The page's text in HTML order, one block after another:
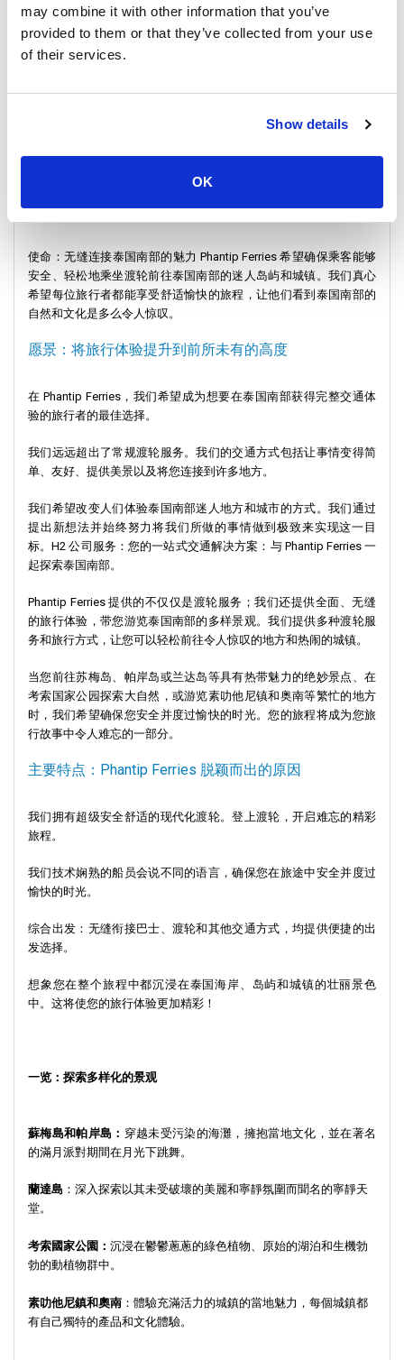
may combine it with other information that you’ve
provided to them or that they’ve collected from your use
of their services.
Show details
OK
搭乘 Phantip Ferries 畅游无限世界：您的一站式交通解决方案 准备
好搭乘 Phantip Ferries 开启一场精彩的冒险之旅吧，Phantip Ferries
值得信赖且舒适。快来探索泰国美丽的岛屿，享受我们一流的渡轮
使命和愿景：
使命：无缝连接泰国南部的魅力 Phantip Ferries 希望确保乘客能够
安全、轻松地乘坐渡轮前往泰国南部的迷人岛屿和城镇。我们真心
希望每位旅行者都能享受舒适愉快的旅程，让他们看到泰国南部的
自然和文化是多么令人惊叹。
愿景：将旅行体验提升到前所未有的高度
在 Phantip Ferries，我们希望成为想要在泰国南部获得完整交通体
验的旅行者的最佳选择。
我们远远超出了常规渡轮服务。我们的交通方式包括让事情变得简
单、友好、提供美景以及将您连接到许多地方。
我们希望改变人们体验泰国南部迷人地方和城市的方式。我们通过
提出新想法并始终努力将我们所做的事情做到极致来实现这一目
标。H2 公司服务：您的一站式交通解决方案：与 Phantip Ferries 一
起探索泰国南部。
Phantip Ferries 提供的不仅仅是渡轮服务；我们还提供全面、无缝
的旅行体验，带您游览泰国南部的多样景观。我们提供多种渡轮服
务和旅行方式，让您可以轻松前往令人惊叹的地方和热闹的城镇。
当您前往苏梅岛、帕岸岛或兰达岛等具有热带魅力的绝妙景点、在
考索国家公园探索大自然，或游览素叻他尼镇和奥南等繁忙的地方
时，我们希望确保您安全并度过愉快的时光。您的旅程将成为您旅
行故事中令人难忘的一部分。
主要特点：Phantip Ferries 脱颖而出的原因
我们拥有超级安全舒适的现代化渡轮。登上渡轮，开启难忘的精彩
旅程。
我们技术娴熟的船员会说不同的语言，确保您在旅途中安全并度过
愉快的时光。
综合出发：无缝衔接巴士、渡轮和其他交通方式，均提供便捷的出
发选择。
想象您在整个旅程中都沉浸在泰国海岸、岛屿和城镇的壮丽景色
中。这将使您的旅行体验更加精彩！
一览：探索多样化的景观
蘇梅島和帕岸島： 穿越未受污染的海灘，擁抱當地文化，並在著名
的滿月派對期間在月光下跳舞。
蘭達島 ：深入探索以其未受破壞的美麗和寧靜氛圍而聞名的寧靜天
堂。
考索國家公園： 沉浸在鬱鬱蔥蔥的綠色植物、原始的湖泊和生機勃
勃的動植物群中。
素叻他尼鎮和奧南 ：體驗充滿活力的城鎮的當地魅力，每個城鎮都
有自己獨特的產品和文化體驗。